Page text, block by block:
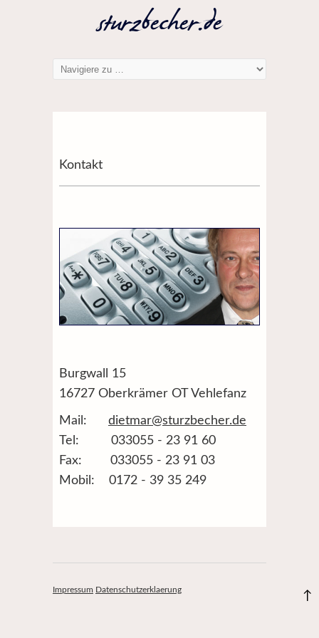
Kontakt
Burgwall 15
16727 Oberkrämer OT Vehlefanz
Mail: dietmar@sturzbecher.de
Tel: 033055 - 23 91 60
Fax: 033055 - 23 91 03
Mobil: 0172 - 39 35 249
Impressum Datenschutzerklaerung ↑